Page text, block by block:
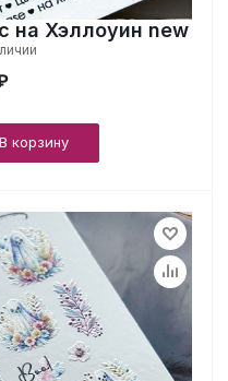
на Хэллоуин new
В корзину